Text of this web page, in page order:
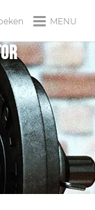
MENU